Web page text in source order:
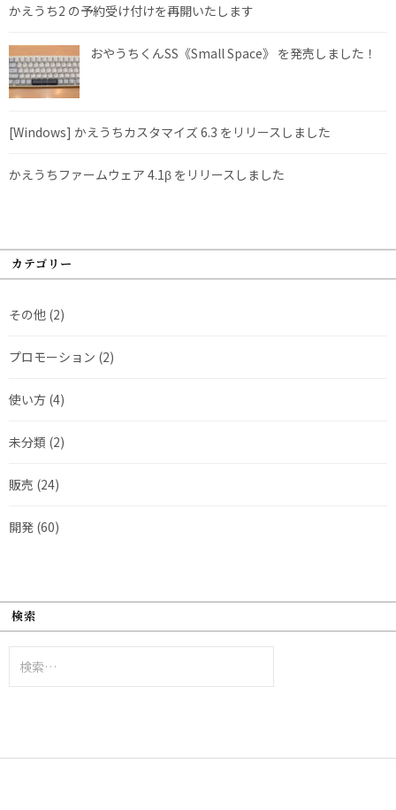
かえうち2 の予約受け付けを再開いたします
おやうちくんSS《Small Space》 を発売しました！
[Windows] かえうちカスタマイズ 6.3 をリリースしました
かえうちファームウェア 4.1β をリリースしました
カテゴリー
その他 (2)
プロモーション (2)
使い方 (4)
未分類 (2)
販売 (24)
開発 (60)
検索
索: